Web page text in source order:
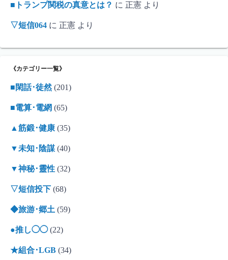
■トランプ関税の真意とは？ に 正憲 より
▽短信064 に 正憲 より
《カテゴリー一覧》
■閑話･徒然(201)
■電算･電網 (65)
▲筋鍛･健康 (35)
▼未知･陰謀 (40)
▼神秘･靈性 (32)
▽短信投下 (68)
◆旅游･郷土 (59)
●推し◯◯(22)
★組合･LGB (34)